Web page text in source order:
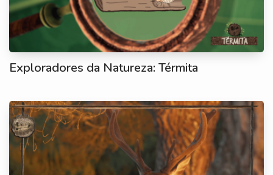
Exploradores da Natureza: Térmita